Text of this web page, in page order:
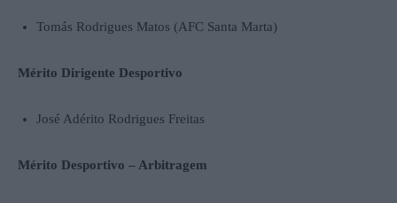
Tomás Rodrigues Matos (AFC Santa Marta)
Mérito Dirigente Desportivo
José Adérito Rodrigues Freitas
Mérito Desportivo – Arbitragem